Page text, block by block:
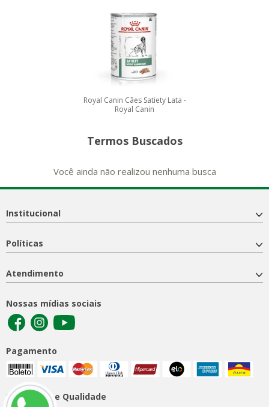
Royal Canin Cães Satiety Lata -
Royal Canin
Termos Buscados
Você ainda não realizou nenhuma busca
Institucional
Políticas
Atendimento
Nossas mídias sociais
Pagamento
Segurança e Qualidade